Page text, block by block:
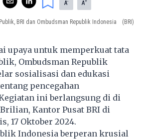
A- A+
BRI dan Ombudsman Republik Indonesia
(BRI)
upaya untuk memperkuat tata
Ombudsman Republik
sosialisasi dan edukasi
pencegahan
ini berlangsung di di
Kantor Pusat BRI di
17 Oktober 2024.
Indonesia berperan krusial